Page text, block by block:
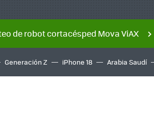
de robot cortacésped Mova ViAX
Generación Z iPhone 18 Arabia Saudí